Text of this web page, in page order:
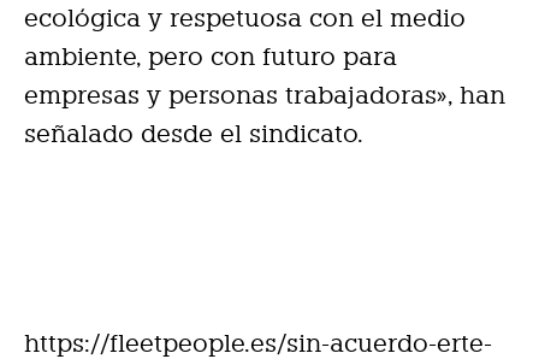
ecológica y respetuosa con el medio
ambiente, pero con futuro para
empresas y personas trabajadoras», han
señalado desde el sindicato.
https://fleetpeople.es/sin-acuerdo-erte-